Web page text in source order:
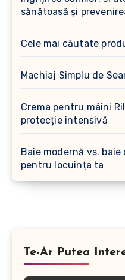
sănătoasă și
Cele mai căutate
Machiaj Simplu de
Crema pentru mâini
protecție intensivă
Baie modernă vs.
pentru locuința ta
Te-Ar Putea